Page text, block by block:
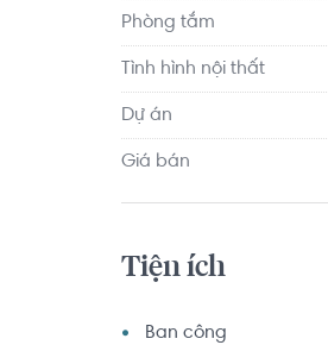
Phòng tắm
Tình hình nội thất
Dự án
Giá bán
Tiện ích
Ban công